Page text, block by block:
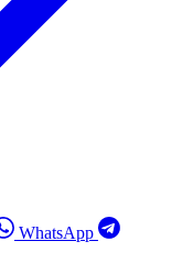
WhatsApp